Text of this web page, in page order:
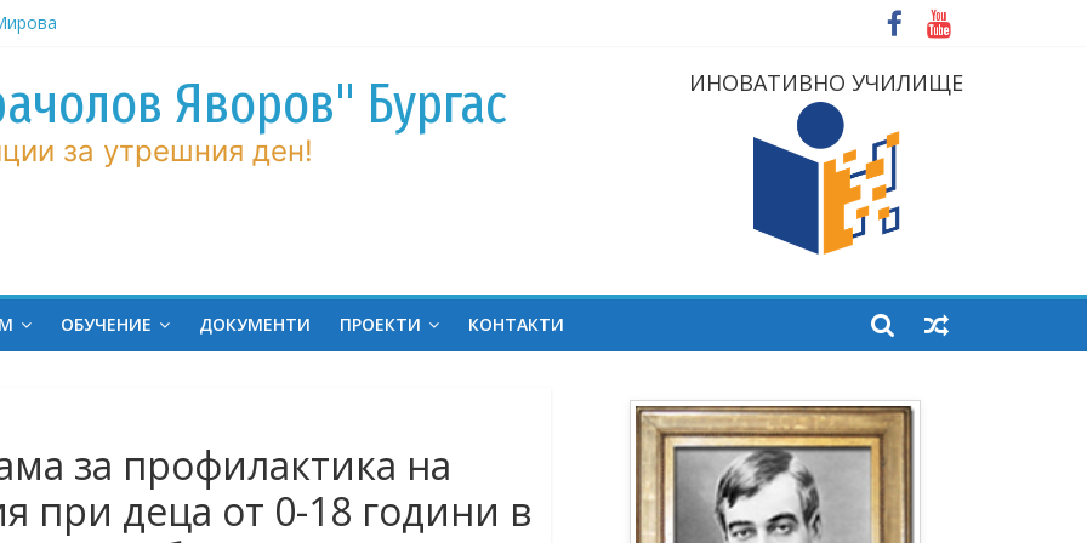
по
Яворов" Бургас
за утрешния ден!
ИНОВАТИВНО УЧИЛИЩЕ
ОБУЧЕНИЕ ДОКУМЕНТИ ПРОЕКТИ КОНТАКТИ
за профилактика на
при деца от 0-18 години в